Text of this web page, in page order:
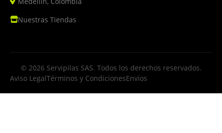
Nuestras Tiendas
© 2026 Servipilas SAS. Todos los derechos reservados.
Aviso LegalTérminos y CondicionesEnvíos